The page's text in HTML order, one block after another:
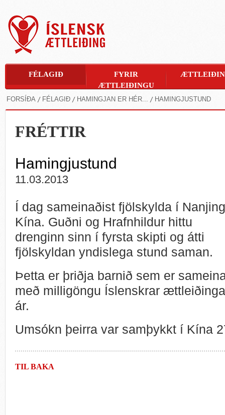
FORSÍÐA FÉLAGIÐ HAMINGJAN ER HÉR... HAMINGJUSTUND
FRÉTTIR
Hamingjustund
11.03.2013
Í dag sameinaðist fjölskylda í
Kína. Guðni og Hrafnhildur hittu
drenginn sinn í fyrsta skipti og átti
fjölskyldan yndislega stund saman.
Þetta er þriðja barnið sem er
með milligöngu Íslenskrar
ár.
Umsókn þeirra var samþykkt í Kína
TIL BAKA
FÉLAGIÐ
FYRIR
ÆTTLEIÐINGU